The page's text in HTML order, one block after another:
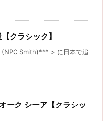
クラシック】
Smith)*** > に日本で追
ーク シーア【クラシッ